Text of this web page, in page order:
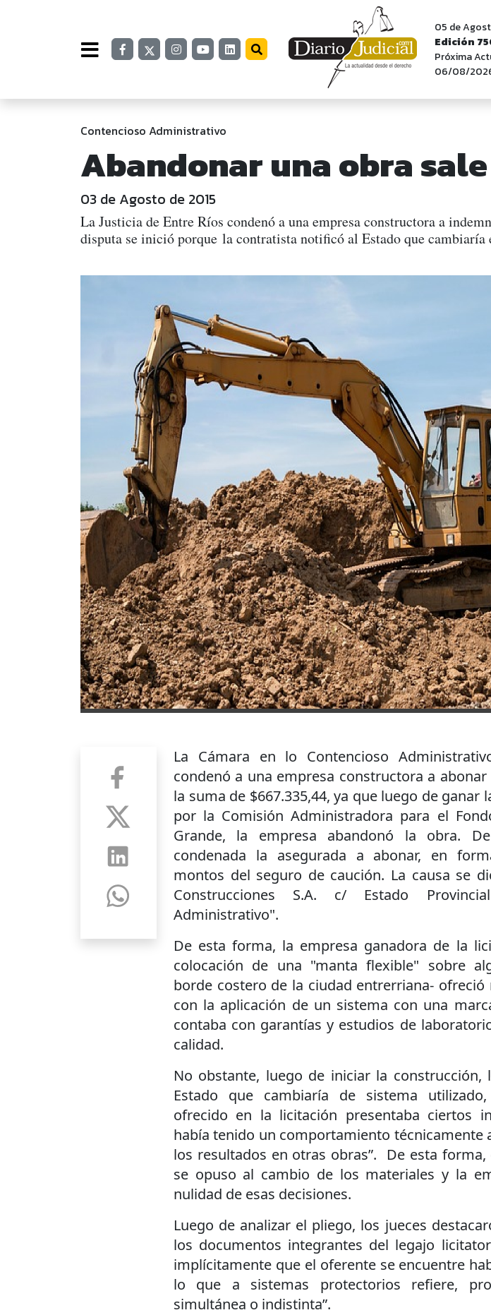
05 de
Edición
Próxima
06/08/
Contencioso Administrativo
Abandonar una obra
03 de Agosto de 2015
La Justicia de Entre Ríos condenó a una empresa constructora a
disputa se inició porque la contratista notificó al Estado que
La Cámara en lo Contencioso
condenó a una empresa constructora a abonar
la suma de $667.335,44, ya que luego de ganar
por la Comisión Administradora para el
Grande, la empresa abandonó la obra.
condenada la asegurada a abonar, en
montos del seguro de caución. La causa se
Construcciones S.A. c/ Estado
Administrativo".
De esta forma, la empresa ganadora de la
colocación de una "manta flexible" sobre
borde costero de la ciudad entrerriana- ofreció
con la aplicación de un sistema con una
contaba con garantías y estudios de
calidad.
No obstante, luego de iniciar la
Estado que cambiaría de sistema
ofrecido en la licitación presentaba ciertos
había tenido un comportamiento técnicamente
los resultados en otras obras”. De esta forma,
se opuso al cambio de los materiales y la
nulidad de esas decisiones.
Luego de analizar el pliego, los jueces
los documentos integrantes del legajo
implícitamente que el oferente se encuentre
lo que a sistemas protectorios refiere,
simultánea o indistinta”.